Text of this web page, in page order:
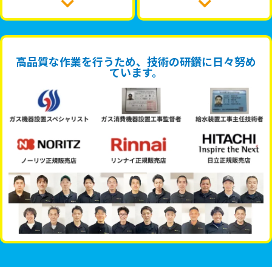
高品質な作業を行うため、技術の研鑽に日々努め
ています。